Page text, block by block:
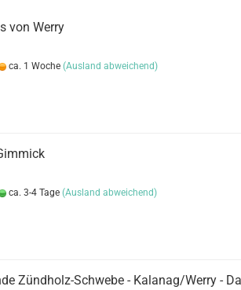
von Werry
ca. 1 Woche (Ausland abweichend)
ca. 3-4 Tage (Ausland abweichend)
Zündholz-Schwebe - Kalanag/Werry -